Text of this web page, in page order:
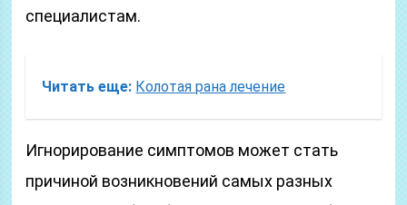
специалистам.
Читать еще: Колотая рана лечение
Игнорирование симптомов может стать
причиной возникновений самых разных